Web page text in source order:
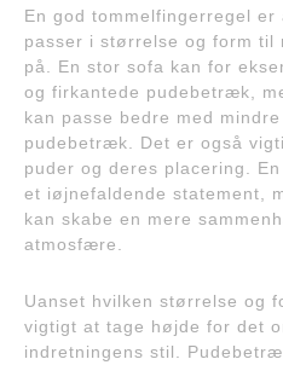
En god tommelfingerregel
passer i størrelse og form til
på. En stor sofa kan for
og firkantede pudebetræk,
kan passe bedre med
pudebetræk. Det er også
puder og deres placering.
et iøjnefaldende statement,
kan skabe en mere
atmosfære.
Uanset hvilken størrelse og
vigtigt at tage højde for det
indretningens stil.